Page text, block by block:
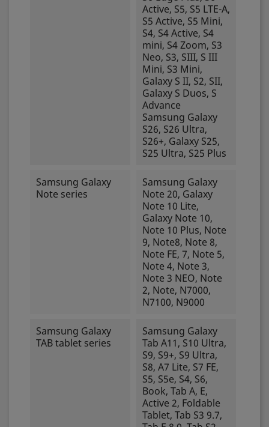
Active, S5, S5 LTE-A,
S5 Active, S5 Mini,
S4, S4 Active, S4
mini, S4 Zoom, S3
Neo, S3, SIII, S III
Mini, S3 Mini,
Galaxy S II, S2, SII,
Galaxy S Duos, S
Advance
Samsung Galaxy
S26, S26 Ultra,
S26+, Galaxy S25,
S25 Ultra, S25 Plus
Samsung Galaxy
Note series
Samsung Galaxy
Note 20, Galaxy
Note 10 Lite,
Galaxy Note 10,
Note 10 Plus, Note
9, Note8, Note 8,
Note FE, 7, Note 5,
Note 4, Note 3,
Note 3 NEO, Note
2, Note, N7000,
N7100, N9000
Samsung Galaxy
TAB tablet series
Samsung Galaxy
Tab A11, S10 Ultra,
S9, S9+, S9 Ultra,
S8, A7 Lite, S7 FE,
S5, S5e, S4, S6,
Book, Tab A, E,
Active 2, Foldable
Tablet, Tab S3 9.7,